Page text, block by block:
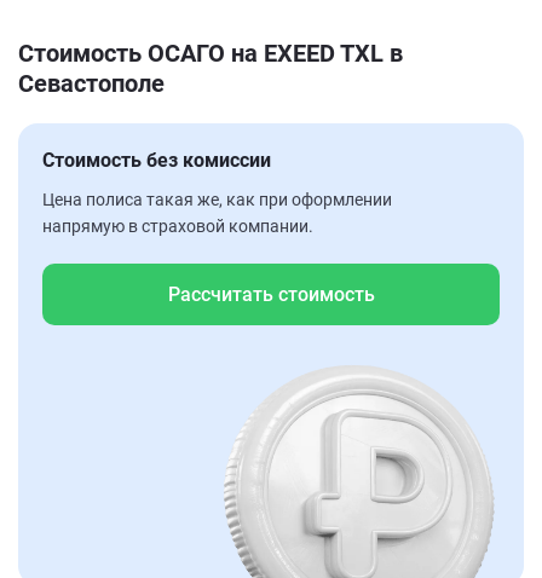
Стоимость ОСАГО на EXEED TXL в
Севастополе
Стоимость без комиссии
Цена полиса такая же, как при оформлении
напрямую в страховой компании.
Рассчитать стоимость